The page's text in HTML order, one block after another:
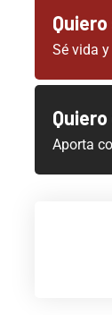
Sé vida
Aporta